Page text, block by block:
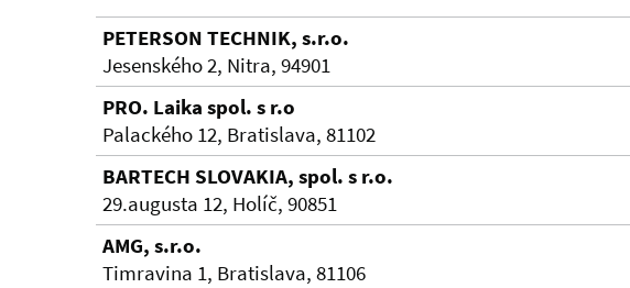
PETERSON TECHNIK, s.r.o.
Jesenského 2, Nitra, 94901
PRO. Laika spol. s r.o
Palackého 12, Bratislava, 81102
BARTECH SLOVAKIA, spol. s r.o.
29.augusta 12, Holíč, 90851
AMG, s.r.o.
Timravina 1, Bratislava, 81106